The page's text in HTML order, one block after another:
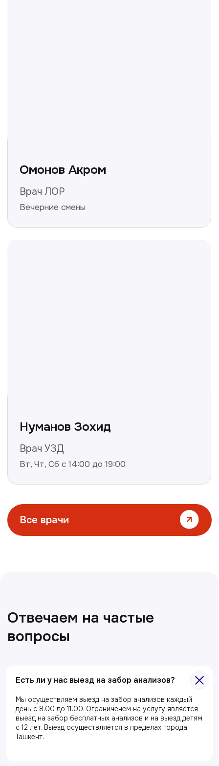
Есть ли у нас выезд на забор анализов?
Мы осуществляем выезд на забор анализов каждый
день с 8.00 до 11.00. Ограниченем на услугу является
выезд на забор бесплатных анализов и на выезд детям
с 12 лет. Выезд осуществляется в пределах города
Ташкент.
Все статьи
О клиники
Акции
Специалисты
Полезные статьи